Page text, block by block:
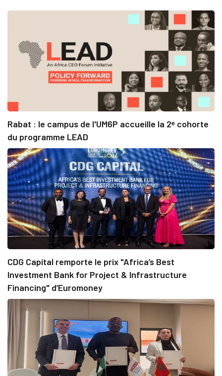
Rabat : le campus de l'UM6P accueille la 2ᵉ cohorte
du programme LEAD
CDG Capital remporte le prix "Africa’s Best
Investment Bank for Project & Infrastructure
Financing" d’Euromoney